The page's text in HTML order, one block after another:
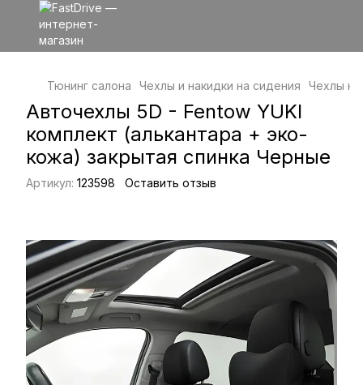
Тюнинг салона Чехлы и накидки на сидения Чехлы
Авточехлы 5D - Fentow YUKI
комплект (алькантара + эко-
кожа) закрытая спинка Черные
Артикул: 123598 Оставить отзыв